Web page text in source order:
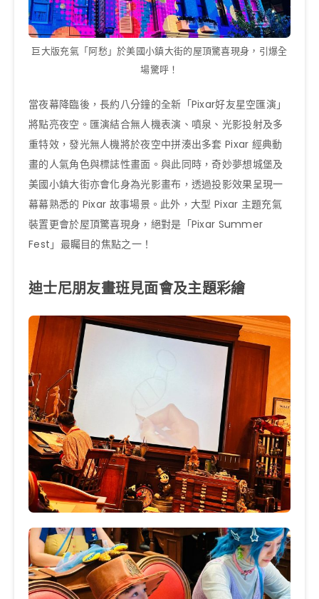
巨大版充氣「阿愁」於美國小鎮大街的屋頂驚喜現身，引爆全
場驚呼！
當夜幕降臨後，長約八分鐘的全新「Pixar好友星空匯演」
將點亮夜空。匯演結合無人機表演、噴泉、光影投射及多
重特效，發光無人機將於夜空中拼湊出多套 Pixar 經典動
畫的人氣角色與標誌性畫面。與此同時，奇妙夢想城堡及
美國小鎮大街亦會化身為光影畫布，透過投影效果呈現一
幕幕熟悉的 Pixar 故事場景。此外，大型 Pixar 主題充氣
裝置更會於屋頂驚喜現身，絕對是「Pixar Summer
Fest」最矚目的焦點之一！
迪士尼朋友畫班見面會及主題彩繪